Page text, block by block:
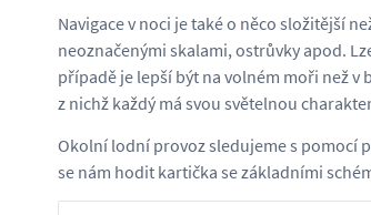
Navigace v noci je také o něco složitější
neoznačenými skalami, ostrůvky apod.
případě je lepší být na volném moři než
z nichž každý má svou světelnou
Okolní lodní provoz sledujeme s pomocí
se nám hodit kartička se základními